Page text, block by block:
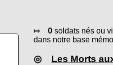
⤇ 0 soldats nés ou
dans notre base
◎ Les Morts